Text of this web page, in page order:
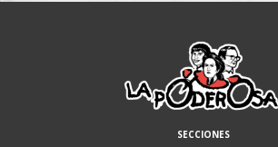
SECCIONES